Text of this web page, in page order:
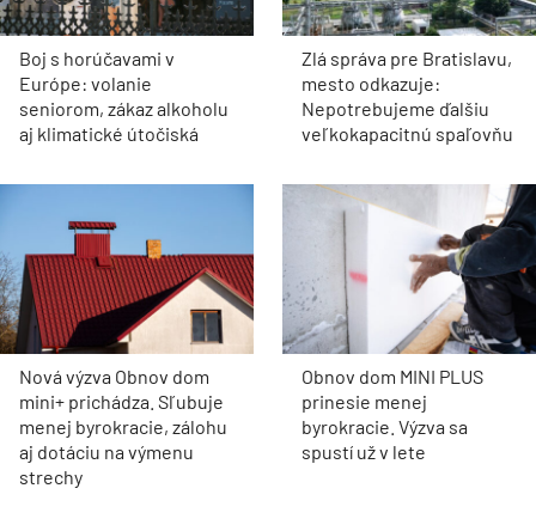
Boj s horúčavami v
Európe: volanie
seniorom, zákaz alkoholu
aj klimatické útočiská
Zlá správa pre Bratislavu,
mesto odkazuje:
Nepotrebujeme ďalšiu
veľkokapacitnú spaľovňu
Nová výzva Obnov dom
mini+ prichádza. Sľubuje
menej byrokracie, zálohu
aj dotáciu na výmenu
strechy
Obnov dom MINI PLUS
prinesie menej
byrokracie. Výzva sa
spustí už v lete